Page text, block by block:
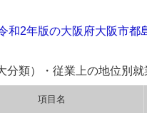
和2年版の大阪府大阪市都
分類）・従業上の地位別就
項目名